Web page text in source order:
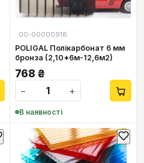
00-00000918
POLIGAL Полікарбонат 6 мм
бронза (2,10*6м-12,6м2)
768 ₴
−
+
В наявності